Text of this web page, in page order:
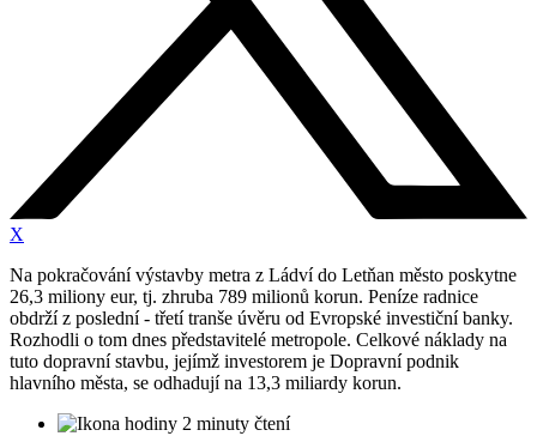
X
Na pokračování výstavby metra z Ládví do Letňan město poskytne
26,3 miliony eur, tj. zhruba 789 milionů korun. Peníze radnice
obdrží z poslední - třetí tranše úvěru od Evropské investiční banky.
Rozhodli o tom dnes představitelé metropole. Celkové náklady na
tuto dopravní stavbu, jejímž investorem je Dopravní podnik
hlavního města, se odhadují na 13,3 miliardy korun.
2 minuty čtení